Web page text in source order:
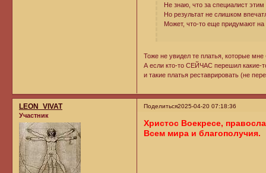
Не знаю, что за специалист
Но результат не слишком
Может, что-то еще придумают на
Тоже не увидел те платья, которые
А если кто-то СЕЙЧАС перешил какие-
и такие платья реставрировать (не
Поделиться2025-04-20 07:18:36
LEON_VIVAT
Участник
Христос Воекресе,
Всем мира и благополучия.